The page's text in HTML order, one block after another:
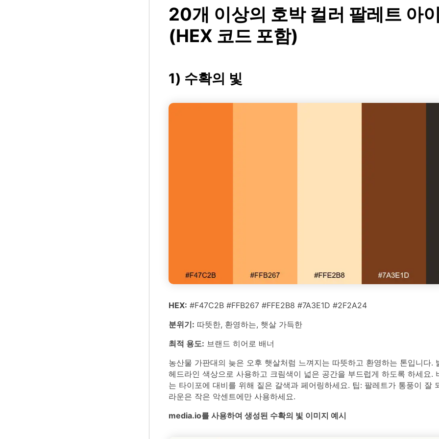
20개 이상의 호박 컬러 팔레트 아
(HEX 코드 포함)
1) 수확의 빛
HEX: #F47C2B #FFB267 #FFE2B8 #7A3E1D #2F2A24
분위기: 따뜻한, 환영하는, 햇살 가득한
최적 용도: 브랜드 히어로 배너
농산물 가판대의 늦은 오후 햇살처럼 느껴지는 따뜻하고 환영하는 톤입니다.
헤드라인 색상으로 사용하고 크림색이 넓은 공간을 부드럽게 하도록 하세요.
는 타이포에 대비를 위해 짙은 갈색과 페어링하세요. 팁: 팔레트가 통풍이 잘
라운은 작은 악센트에만 사용하세요.
media.io를 사용하여 생성된 수확의 빛 이미지 예시